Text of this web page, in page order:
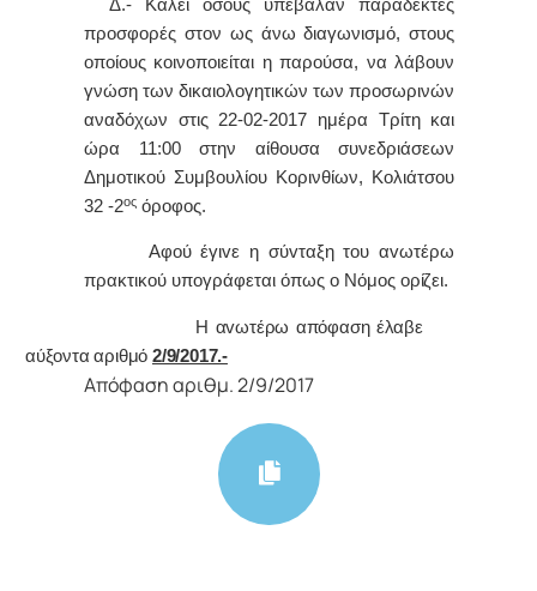
Δ.- Καλεί όσους υπέβαλαν παραδεκτές
προσφορές στον ως άνω διαγωνισμό, στους
οποίους κοινοποιείται η παρούσα, να λάβουν
γνώση των δικαιολογητικών των προσωρινών
αναδόχων στις 22-02-2017 ημέρα Τρίτη και
ώρα 11:00 στην αίθουσα συνεδριάσεων
Δημοτικού Συμβουλίου Κορινθίων, Κολιάτσου
32 -2ος όροφος.
Αφoύ έγιvε η σύvταξη τoυ αvωτέρω
πρακτικoύ υπoγράφεται όπως o Νόμoς oρίζει.
Η αvωτέρω απόφαση έλαβε
αύξοντα αριθμό 2/9/2017.-
Απόφαση αριθμ. 2/9/2017